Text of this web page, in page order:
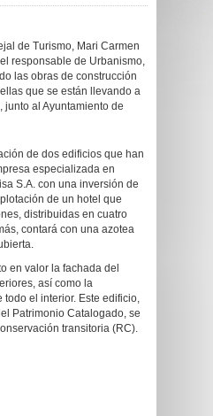
de Turismo, Mari Carmen
responsable de Urbanismo,
las obras de construcción
que se están llevando a
junto al Ayuntamiento de
de dos edificios que han
especializada en
S.A. con una inversión de
de un hotel que
distribuidas en cuatro
contará con una azotea
en valor la fachada del
así como la
el interior. Este edificio,
Patrimonio Catalogado, se
transitoria (RC).